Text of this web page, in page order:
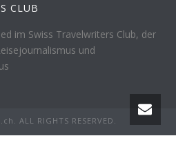
CLUB
im Swiss Travelwriters Club, der
und
ALL RIGHTS RESERVED.
Impressum